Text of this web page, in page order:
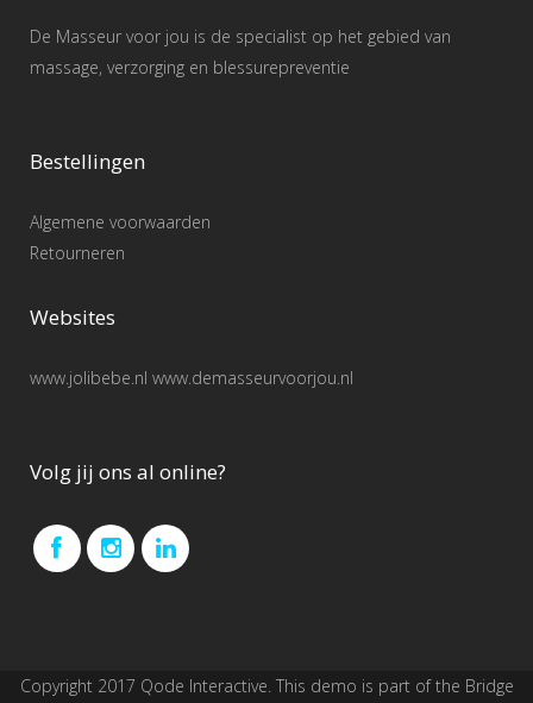
De Masseur voor jou is de specialist op het gebied van
massage, verzorging en blessurepreventie
Bestellingen
Algemene voorwaarden
Retourneren
Websites
www.jolibebe.nl www.demasseurvoorjou.nl
Volg jij ons al online?
Copyright 2017 Qode Interactive. This demo is part of the Bridge